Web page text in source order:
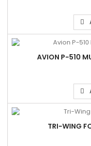
AVION P-510
TRI-WING